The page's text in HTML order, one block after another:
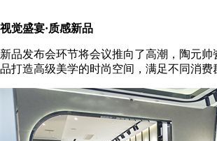
视觉盛宴·质感新品
新品发布会环节将会议推向了高潮，陶元
品打造高级美学的时尚空间，满足不同消费